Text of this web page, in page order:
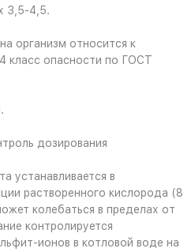
3,5-4,5.
организм относится к
класс опасности по ГОСТ
дозирования
устанавливается в
растворенного кислорода (8
колебаться в пределах от
контролируется
ионов в котловой воде на